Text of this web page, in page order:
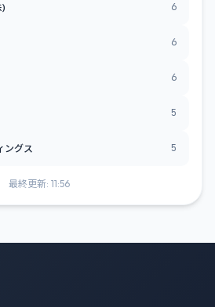
6
6
6
5
ングス 5
最終更新: 11:56